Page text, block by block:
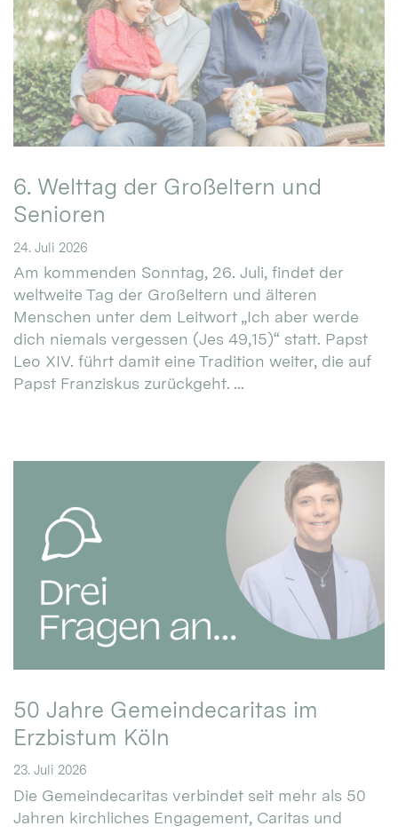
6. Welttag der Großeltern und
Senioren
24. Juli 2026
Am kommenden Sonntag, 26. Juli, findet der
weltweite Tag der Großeltern und älteren
Menschen unter dem Leitwort „Ich aber werde
dich niemals vergessen (Jes 49,15)“ statt. Papst
Leo XIV. führt damit eine Tradition weiter, die auf
Papst Franziskus zurückgeht. ...
50 Jahre Gemeindecaritas im
Erzbistum Köln
23. Juli 2026
Die Gemeindecaritas verbindet seit mehr als 50
Jahren kirchliches Engagement, Caritas und